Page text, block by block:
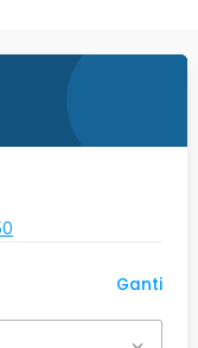
Ganti